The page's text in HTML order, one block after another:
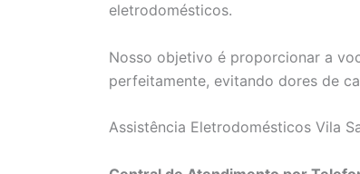
eletrodomésticos.
Nosso objetivo é proporcionar a
perfeitamente, evitando dores de
Assistência Eletrodomésticos Vila